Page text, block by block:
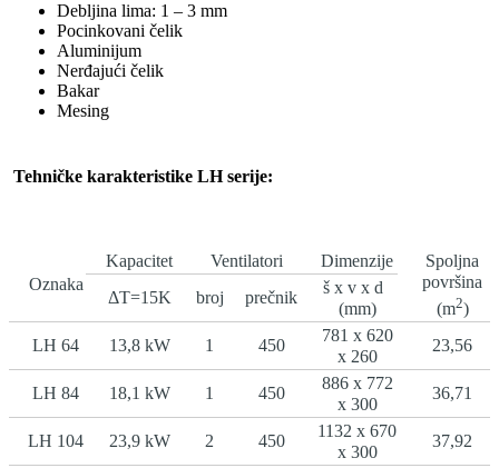
Debljina lima: 1 – 3 mm
Pocinkovani čelik
Aluminijum
Nerđajući čelik
Bakar
Mesing
Tehničke karakteristike LH serije:
Oznaka
Kapacitet Ventilatori Dimenzije
Spoljna
površina
(m2)
ΔT=15K broj prečnik
š x v x d
(mm)
LH 64
13,8 kW 1 450
781 x 620
x 260
23,56
LH 84 18,1 kW 1 450
886 x 772
x 300
36,71
LH 104 23,9 kW 2 450
1132 x 670
x 300
37,92